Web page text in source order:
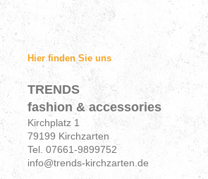
Hier finden Sie uns
TRENDS
fashion & accessories
Kirchplatz 1
79199 Kirchzarten
Tel. 07661-9899752
info@trends-kirchzarten.de